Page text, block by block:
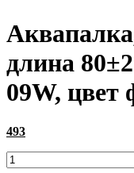
длина
09W, цвет
493